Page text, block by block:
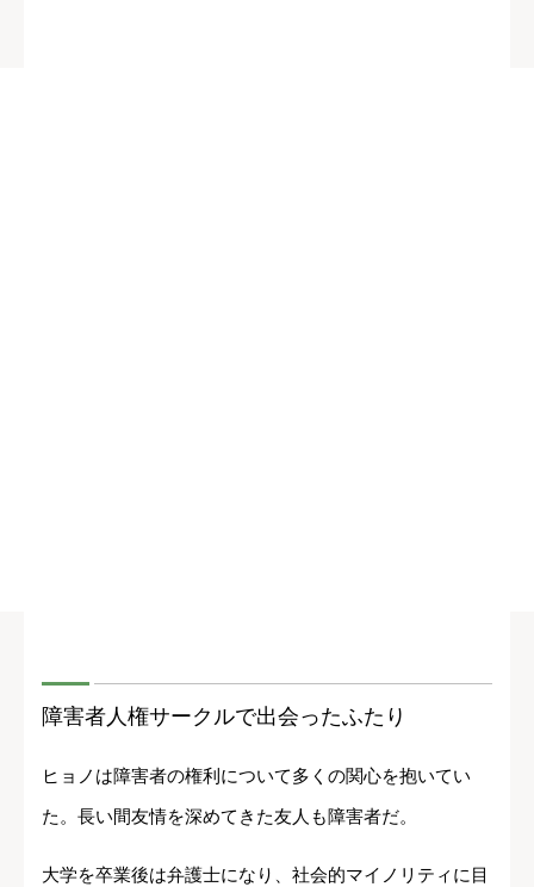
障害者人権サークルで出会ったふたり
ヒョノは障害者の権利について多くの関心を抱いてい
た。長い間友情を深めてきた友人も障害者だ。
大学を卒業後は弁護士になり、社会的マイノリティに目